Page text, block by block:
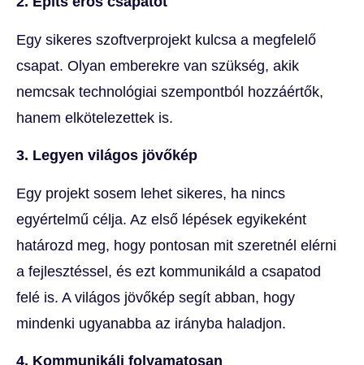
Egy sikeres szoftverprojekt kulcsa a megfelelő
csapat. Olyan emberekre van szükség, akik
nemcsak technológiai szempontból hozzáértők,
hanem elkötelezettek is.
3. Legyen világos jövőkép
Egy projekt sosem lehet sikeres, ha nincs
egyértelmű célja. Az első lépések egyikeként
határozd meg, hogy pontosan mit szeretnél elérni
a fejlesztéssel, és ezt kommunikáld a csapatod
felé is. A világos jövőkép segít abban, hogy
mindenki ugyanabba az irányba haladjon.
4. Kommunikálj folyamatosan